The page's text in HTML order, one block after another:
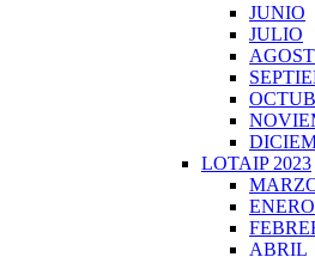
JUNIO
JULIO
LOTAIP 2023
ENERO
ABRIL